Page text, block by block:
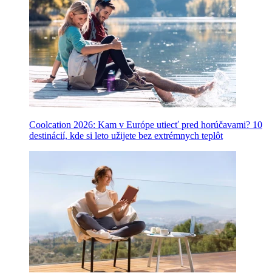
Coolcation 2026: Kam v Európe utiecť pred horúčavami? 10
destinácií, kde si leto užijete bez extrémnych teplôt